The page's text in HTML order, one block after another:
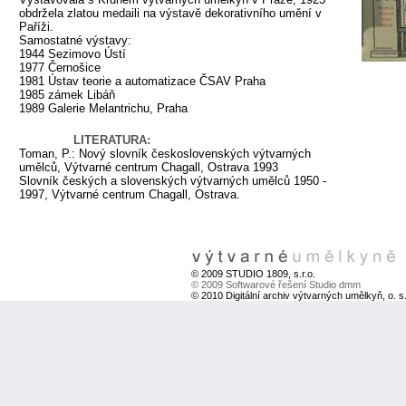
obdržela zlatou medaili na výstavě dekorativního umění v
Paříži.
Samostatné výstavy:
1944 Sezimovo Ústí
1977 Černošice
1981 Ústav teorie a automatizace ČSAV Praha
1985 zámek Libáň
1989 Galerie Melantrichu, Praha
LITERATURA:
Toman, P.: Nový slovník československých výtvarných
umělců, Výtvarné centrum Chagall, Ostrava 1993
Slovník českých a slovenských výtvarných umělců 1950 -
1997, Výtvarné centrum Chagall, Ostrava.
© 2009 STUDIO 1809, s.r.o.
© 2009 Softwarové řešení Studio dmm
© 2010 Digitální archiv výtvarných umělkyň, o. s.